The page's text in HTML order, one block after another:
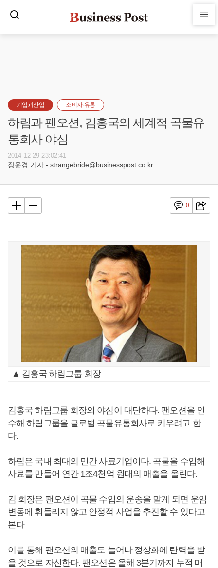
기업과산업 소비자·유통
하림과 팬오션, 김홍국의 세계적 곡물유
통회사 야심
2014-12-29 23:02:41
장윤경 기자 - strangebride@businesspost.co.kr
0
▲ 김홍국 하림그룹 회장
김홍국 하림그룹 회장의 야심이 대단하다. 팬오션을 인
수해 하림그룹을 글로벌 곡물유통회사로 키우려고 한
다.
하림은 국내 최대의 민간 사료기업이다. 곡물을 수입해
사료를 만들어 연간 1조4천억 원대의 매출을 올린다.
김 회장은 팬오션이 곡물 수입의 운송을 맡게 되면 운임
변동에 휘들리지 않고 안정적 사업을 추진할 수 있다고
본다.
이를 통해 팬오션의 매출도 늘어나 정상화에 탄력을 받
을 것으로 자신한다. 팬오션은 올해 3분기까지 누적 매